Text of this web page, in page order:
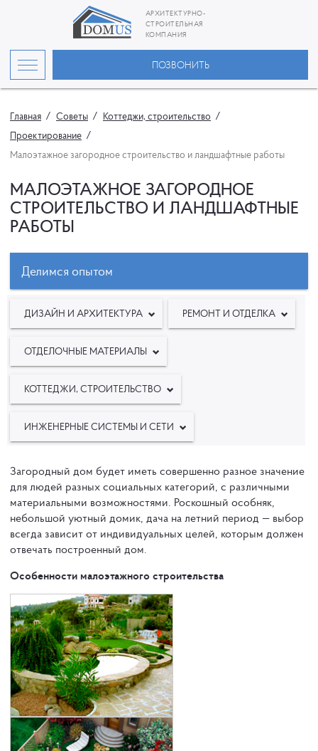
АРХИТЕКТУРНО-
СТРОИТЕЛЬНАЯ
КОМПАНИЯ
ПОЗВОНИТЬ
Главная Советы
Коттеджи, строительство
Проектирование
Малоэтажное загородное строительство и ландшафтные работы
МАЛОЭТАЖНОЕ ЗАГОРОДНОЕ
СТРОИТЕЛЬСТВО И ЛАНДШАФТНЫЕ
РАБОТЫ
Делимся опытом
ДИЗАЙН И АРХИТЕКТУРА РЕМОНТ И ОТДЕЛКА
ОТДЕЛОЧНЫЕ МАТЕРИАЛЫ
КОТТЕДЖИ, СТРОИТЕЛЬСТВО
ИНЖЕНЕРНЫЕ СИСТЕМЫ И СЕТИ
Загородный дом будет иметь совершенно разное значение
для людей разных социальных категорий, с различными
материальными возможностями. Роскошный особняк,
небольшой уютный домик, дача на летний период — выбор
всегда зависит от индивидуальных целей, которым должен
отвечать построенный дом.
Особенности малоэтажного строительства